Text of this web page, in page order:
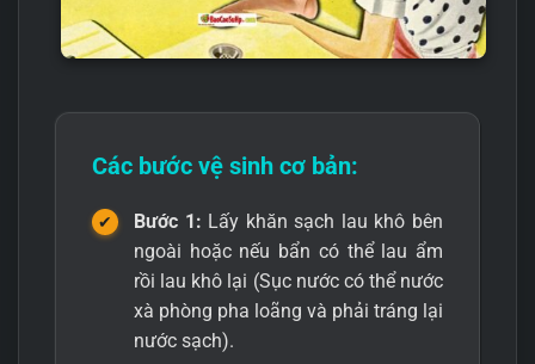
Các bước vệ sinh cơ bản:
Bước 1: Lấy khăn sạch lau khô bên
ngoài hoặc nếu bẩn có thể lau ẩm
rồi lau khô lại (Sục nước có thể nước
xà phòng pha loãng và phải tráng lại
nước sạch).